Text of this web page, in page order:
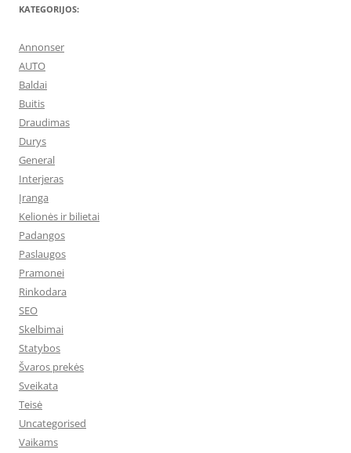
KATEGORIJOS:
Annonser
AUTO
Baldai
Buitis
Draudimas
Durys
General
Interjeras
Įranga
Kelionės ir bilietai
Padangos
Paslaugos
Pramonei
Rinkodara
SEO
Skelbimai
Statybos
Švaros prekės
Sveikata
Teisė
Uncategorised
Vaikams